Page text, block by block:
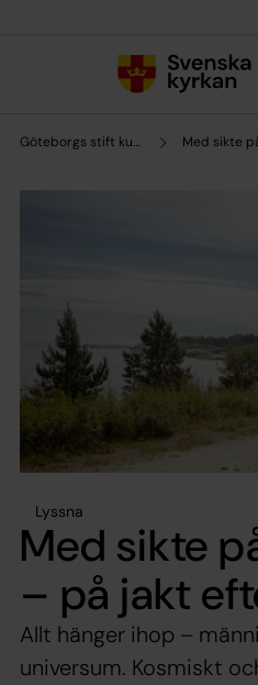
Göteborgs stift kultursamverkan Med sikte
Lyssna
Med sikte
– på jakt
Allt hänger ihop –
universum. Kosmiskt